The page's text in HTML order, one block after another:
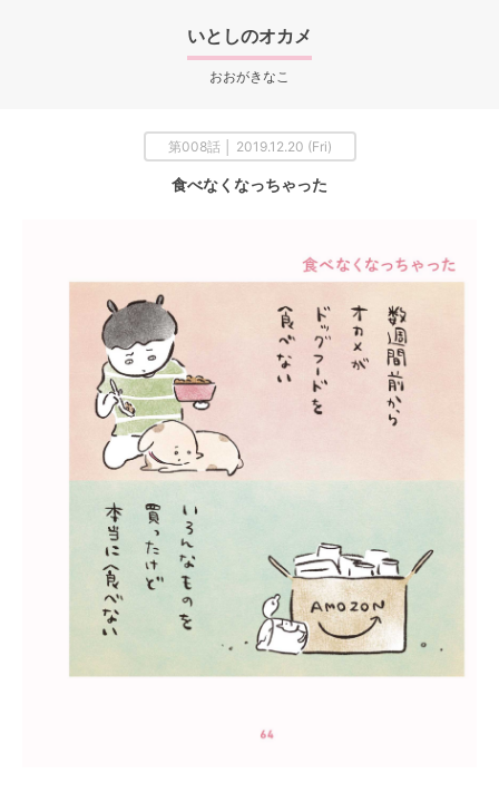
いとしのオカメ
おおがきなこ
第008話 │ 2019.12.20 (Fri)
食べなくなっちゃった